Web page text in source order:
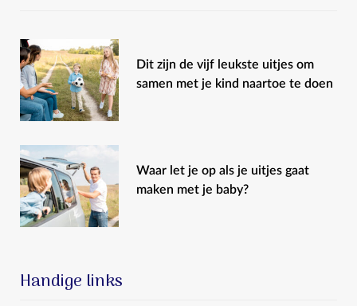
Dit zijn de vijf leukste uitjes om
samen met je kind naartoe te doen
Waar let je op als je uitjes gaat
maken met je baby?
Handige links